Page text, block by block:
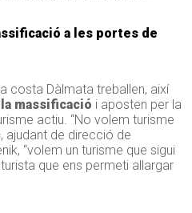
a les portes de
costa Dàlmata treballen, així
massificació i aposten per la
actiu. “No volem turisme
, ajudant de direcció de
“volem un turisme que sigui
que ens permeti allargar